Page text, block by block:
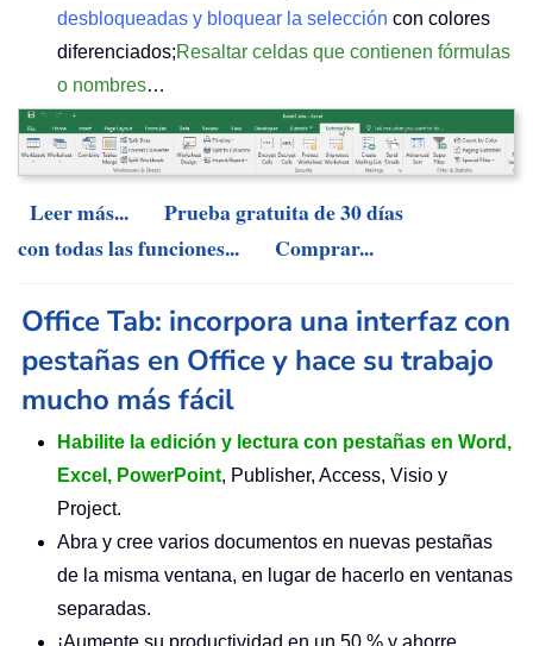
desbloqueadas y bloquear la selección con colores
diferenciados;Resaltar celdas que contienen fórmulas
o nombres…
Leer más...
Prueba gratuita de 30 días
con todas las funciones...
Comprar...
Office Tab: incorpora una interfaz con
pestañas en Office y hace su trabajo
mucho más fácil
Habilite la edición y lectura con pestañas en Word,
Excel, PowerPoint, Publisher, Access, Visio y
Project.
Abra y cree varios documentos en nuevas pestañas
de la misma ventana, en lugar de hacerlo en ventanas
separadas.
¡Aumente su productividad en un 50 % y ahorre